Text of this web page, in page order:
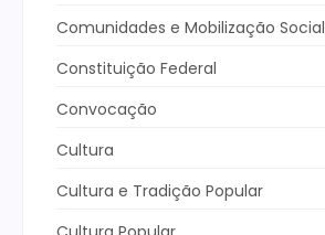
Comunidades e Mobilização Social
Constituição Federal
Convocação
Cultura
Cultura e Tradição Popular